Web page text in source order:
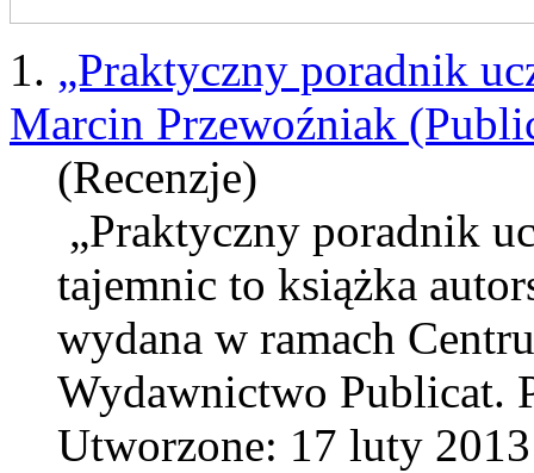
1. „Praktyczny poradnik
Marcin Przewoźniak
(Recenzje)
„Praktyczny poradnik
tajemnic to książka
wydana w ramach
Wydawnictwo Publicat.
Utworzone: 17 luty 2013